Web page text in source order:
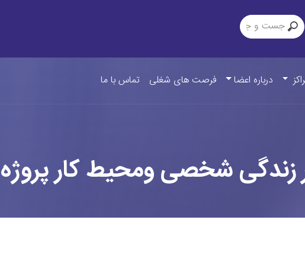
درباره اعضا فرصت های شغلی تماس با ما
زندگی شخصی ومحیط کار